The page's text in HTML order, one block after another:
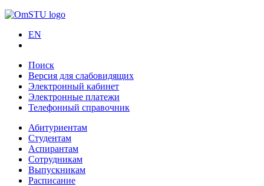
EN
Поиск
Версия для слабовидящих
Электронный кабинет
Электронные платежи
Телефонный справочник
Абитуриентам
Студентам
Аспирантам
Сотрудникам
Выпускникам
Расписание